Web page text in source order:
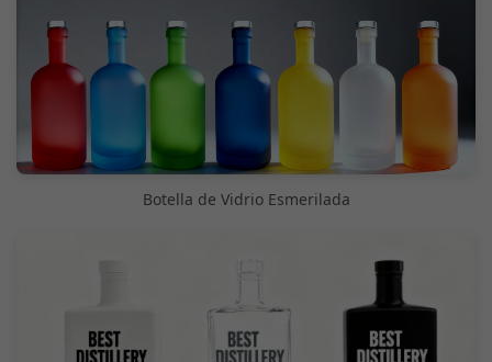
Botella de Vidrio Esmerilada